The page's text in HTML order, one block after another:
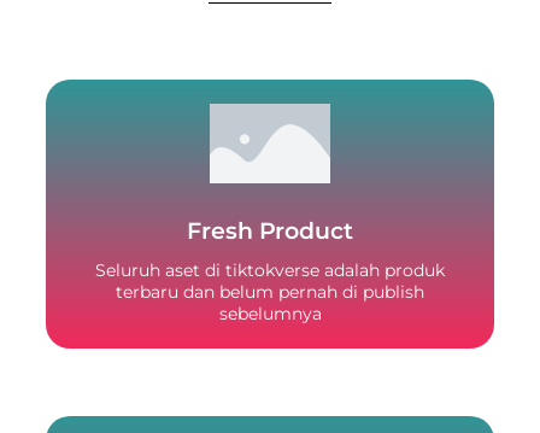
Fresh Product
Seluruh aset di tiktokverse adalah produk
terbaru dan belum pernah di publish
sebelumnya